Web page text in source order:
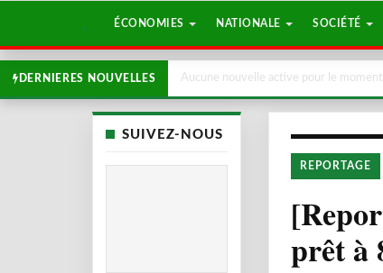
ÉCONOMIES NATIONALE SOCIÉTÉ
DERNIERES NOUVELLES Aucune nouvelle active pour le
SUIVEZ-NOUS
REPORTAGE
prêt à